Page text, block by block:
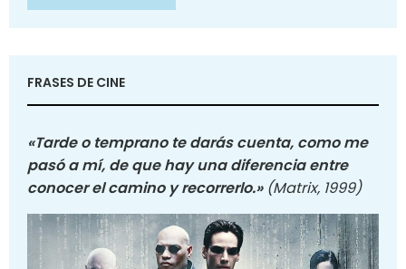
FRASES DE CINE
«Tarde o temprano te darás cuenta, como me
pasó a mí, de que hay una diferencia entre
conocer el camino y recorrerlo.» (Matrix, 1999)